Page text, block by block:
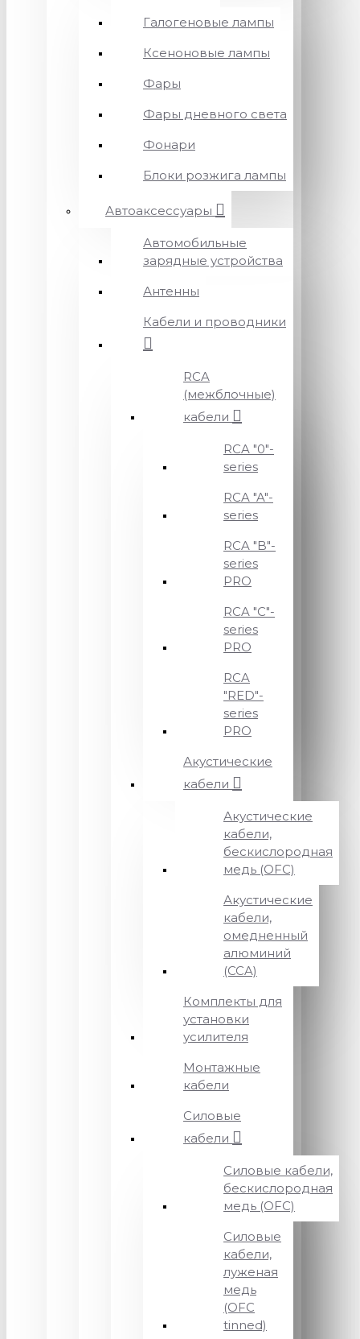
Галогеновые лампы
Ксеноновые лампы
Фары
Фары дневного света
Фонари
Блоки розжига лампы
Автоаксессуары
Автомобильные
зарядные устройства
Антенны
Кабели и проводники
RCA
(межблочные)
кабели
RCA "0"-
series
RCA "A"-
series
RCA "B"-
series
PRO
RCA "C"-
series
PRO
RCA
"RED"-
series
PRO
Акустические
кабели
Акустические
кабели,
бескислородная
медь (OFC)
Акустические
кабели,
омедненный
алюминий
(CCA)
Комплекты для
установки
усилителя
Монтажные
кабели
Силовые
кабели
Силовые кабели,
бескислородная
медь (OFC)
Силовые
кабели,
луженая
медь
(OFC
tinned)